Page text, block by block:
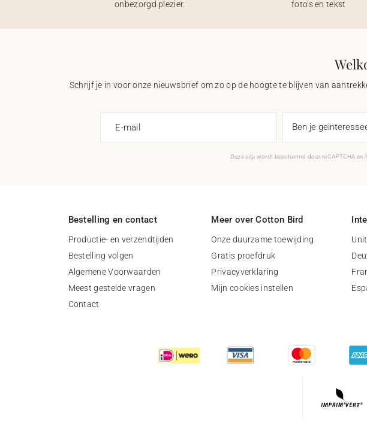
onbezorgd plezier.
foto’s en tekst
Schrijf je in voor onze nieuwsbrief om zo op de hoogte te blijven van
E-mail
Deze site wordt beschermd door reCAPTCHA en
Bestelling en contact
Productie- en verzendtijden
Bestelling volgen
Algemene Voorwaarden
Meest gestelde vragen
Contact
Meer over Cotton Bird
Onze duurzame toewijding
Gratis proefdruk
Privacyverklaring
Mijn cookies instellen